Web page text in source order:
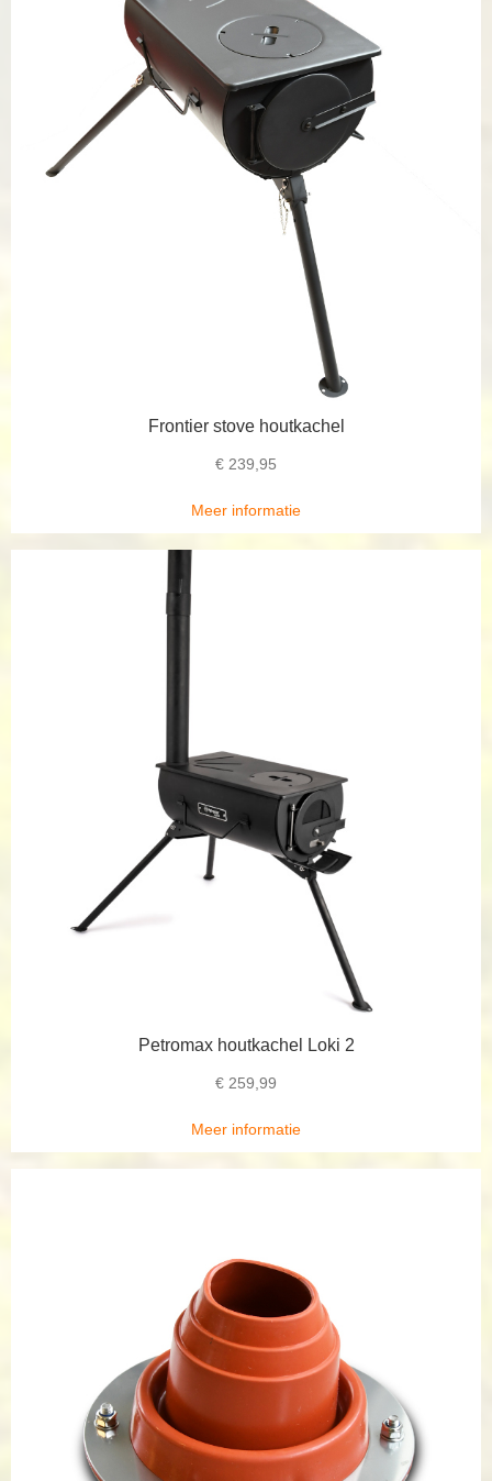
Frontier stove houtkachel
€ 239,95
Meer informatie
Petromax houtkachel Loki 2
€ 259,99
Meer informatie